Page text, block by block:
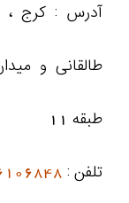
آدرس : کرج ،
طالقانی و
طبقه 11
تلفن :